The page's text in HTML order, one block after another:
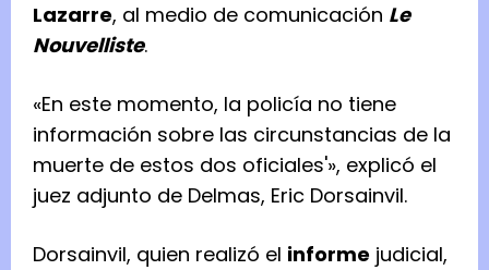
Lazarre, al medio de comunicación Le
Nouvelliste.
«En este momento, la policía no tiene
información sobre las circunstancias de la
muerte de estos dos oficiales'», explicó el
juez adjunto de Delmas, Eric Dorsainvil.
Dorsainvil, quien realizó el informe judicial,